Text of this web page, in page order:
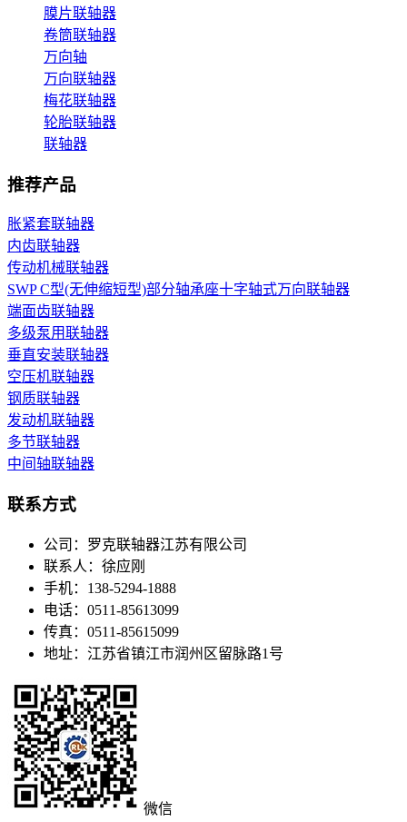
膜片联轴器
卷筒联轴器
万向轴
万向联轴器
梅花联轴器
轮胎联轴器
联轴器
推荐产品
胀紧套联轴器
内齿联轴器
传动机械联轴器
SWP C型(无伸缩短型)部分轴承座十字轴式万向联轴器
端面齿联轴器
多级泵用联轴器
垂直安装联轴器
空压机联轴器
钢质联轴器
发动机联轴器
多节联轴器
中间轴联轴器
联系方式
公司： 罗克联轴器江苏有限公司
联系人： 徐应刚
手机： 138-5294-1888
电话： 0511-85613099
传真： 0511-85615099
地址： 江苏省镇江市润州区留脉路1号
微信